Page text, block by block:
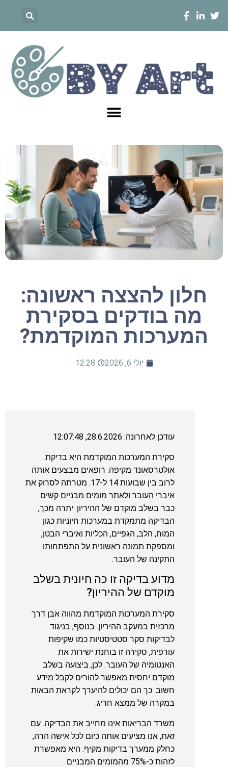
חלון להצצה ראשונה:
מה בודקים בסקירת
המערכות המוקדמת?
יולי 6, 2026 12:28
עודכן לאחרונה: 28.6.2026, 12:07:48
סקירת המערכות המוקדמת היא בדיקת
אולטרסאונד מקיפה. רופאים מבצעים אותה
לרוב בין שבועות 14 ל-17. מטרתה לסרוק את
איברי העובר ולאתר מומים מבניים קשים
כבר בשלב מוקדם של ההיריון. יתרה מכך,
הבדיקה מתמקדת במערכות חיוניות כגון
המוח, הלב, הגפיים, הכליות ואיברי הבטן,
ומספקת תמונה ראשונית על התפתחותו
התקינה של העובר.
מדוע בדיקה זו כה חיונית בשלב
מוקדם של ההיריון?
סקירת המערכות המוקדמת מהווה אבן דרך
מרכזית במעקב ההיריון. בנוסף, בניגוד
לבדיקות סקר סטטיסטיות כמו שקיפות
עורפית, סקירה זו בוחנת ישירות את
האנטומיה של העובר. לכן, ביצועה בשלב
מוקדם יחסית מאפשר להורים לקבל מידע
חשוב. כך הם יכולים להיערך לקראת הבאות
במקרה של ממצא חריג.
משרד הבריאות אינו מחייב את הבדיקה. עם
זאת, אנו מציעים אותה כיום לכל אישה הרה,
כחלק ממערך בדיקות מקיף. היא מאפשרת
לזהות כ-75% מהמומים המבניים